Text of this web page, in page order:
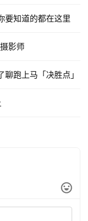
要知道的都在这里
影师
跑上马「决胜点」